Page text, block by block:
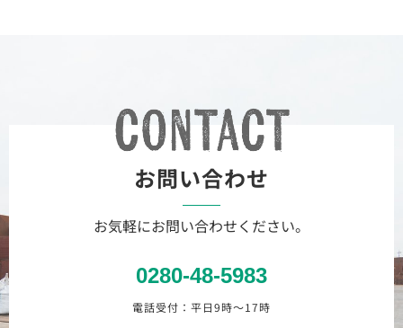
お問い合わせ
お気軽にお問い合わせください。
0280-48-5983
電話受付：平日9時〜17時